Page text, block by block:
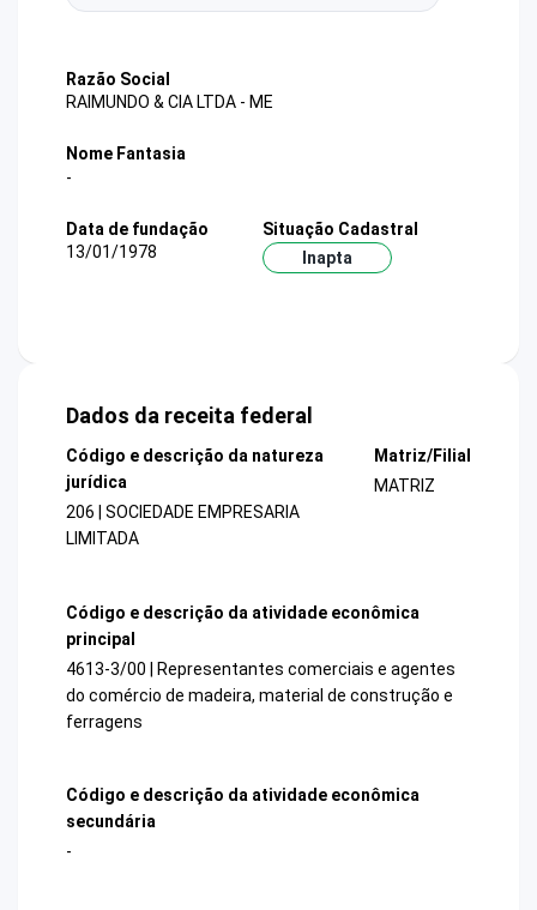
Razão Social
RAIMUNDO & CIA LTDA - ME
Nome Fantasia
-
Data de fundação
13/01/1978
Situação Cadastral
Inapta
Dados da receita federal
Código e descrição da natureza
jurídica
206 | SOCIEDADE EMPRESARIA
LIMITADA
Matriz/Filial
MATRIZ
Código e descrição da atividade econômica
principal
4613-3/00 | Representantes comerciais e agentes
do comércio de madeira, material de construção e
ferragens
Código e descrição da atividade econômica
secundária
-